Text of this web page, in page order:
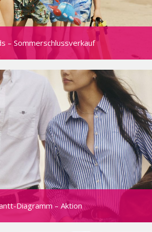
– Sommerschlussverkauf
Diagramm – Aktion